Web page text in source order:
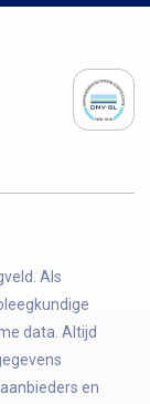
Als
data. Altijd
en